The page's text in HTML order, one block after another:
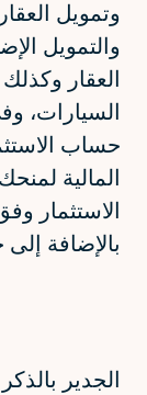
وتمويل
والتمويل
العقار
السيارات،
حساب
المالية
الاستثمار
بالإضافة
الجدير